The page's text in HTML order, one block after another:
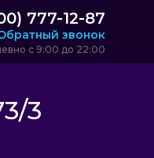
777-12-87
звонок
с 9:00 до 22:00
3